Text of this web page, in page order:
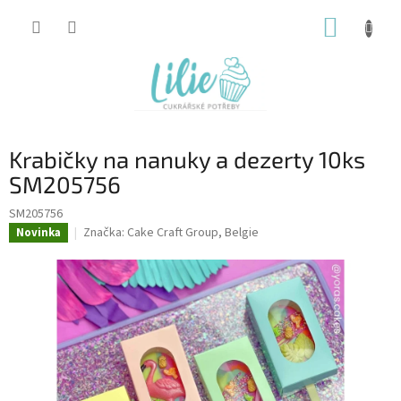
Krabičky na nanuky a dezerty 10ks
SM205756
SM205756
Novinka Značka: Cake Craft Group, Belgie